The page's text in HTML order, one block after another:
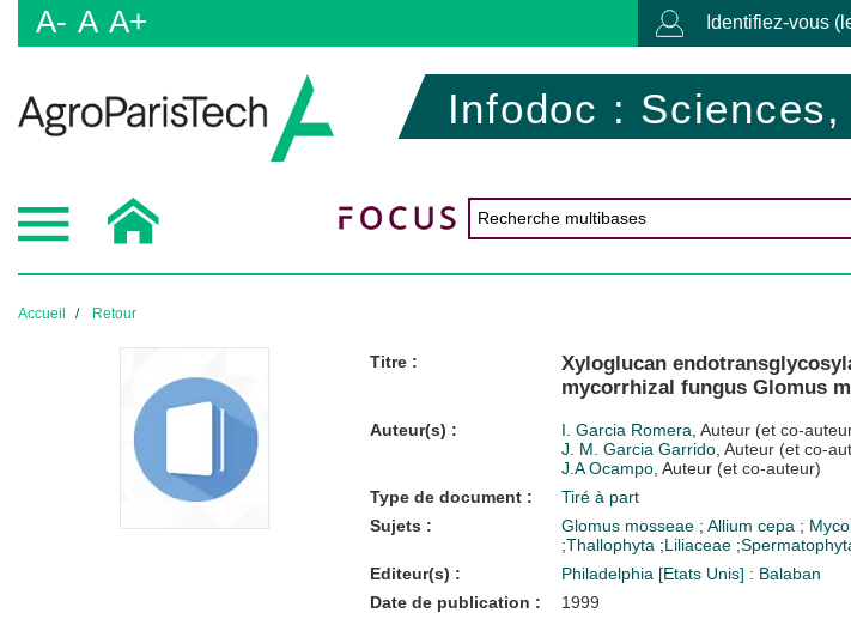
A- A A+ Identifiez-vous
Infodoc :
Accueil Retour
Titre :
Xyloglucan
mycorrhizal fungus Glomus
Auteur(s) : I. Garcia Romera , Auteur (et co-
J. M. Garcia Garrido, Auteur (et co-
J.A Ocampo, Auteur (et co-auteur)
Type de document :
Tiré à part
Sujets :
Glomus mosseae ; Allium cepa ;
;Thallophyta ;Liliaceae ;
Editeur(s) :
Philadelphia [Etats Unis] : Balaban
Date de publication :
1999